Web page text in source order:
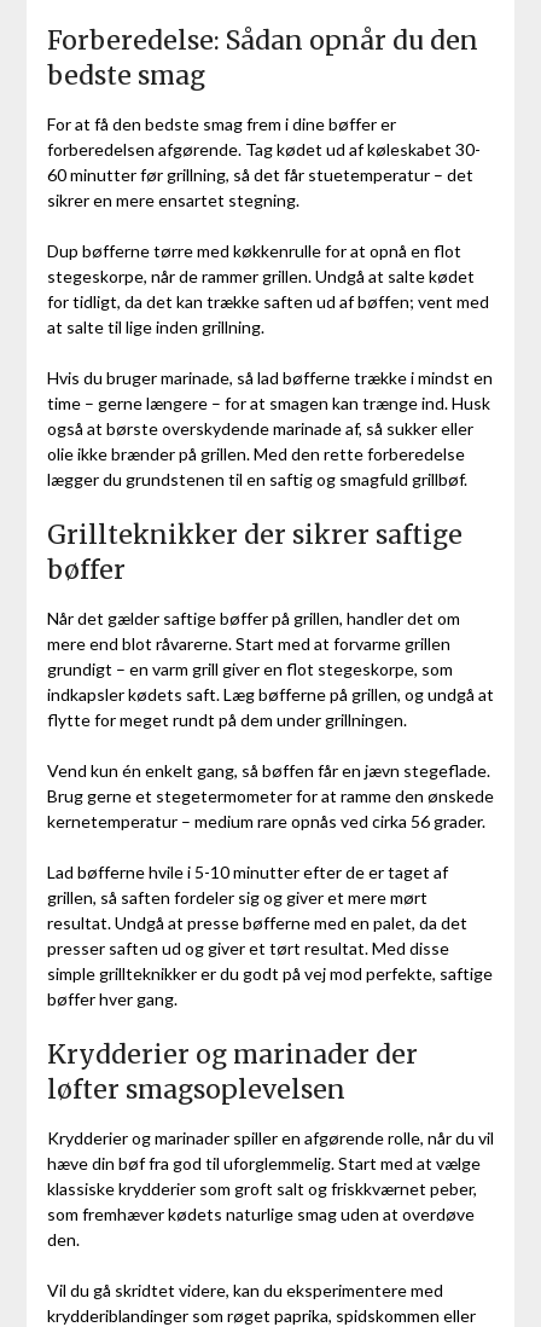
Forberedelse: Sådan opnår du den
bedste smag
For at få den bedste smag frem i dine bøffer er
forberedelsen afgørende. Tag kødet ud af køleskabet 30-
60 minutter før grillning, så det får stuetemperatur – det
sikrer en mere ensartet stegning.
Dup bøfferne tørre med køkkenrulle for at opnå en flot
stegeskorpe, når de rammer grillen. Undgå at salte kødet
for tidligt, da det kan trække saften ud af bøffen; vent med
at salte til lige inden grillning.
Hvis du bruger marinade, så lad bøfferne trække i mindst en
time – gerne længere – for at smagen kan trænge ind. Husk
også at børste overskydende marinade af, så sukker eller
olie ikke brænder på grillen. Med den rette forberedelse
lægger du grundstenen til en saftig og smagfuld grillbøf.
Grillteknikker der sikrer saftige
bøffer
Når det gælder saftige bøffer på grillen, handler det om
mere end blot råvarerne. Start med at forvarme grillen
grundigt – en varm grill giver en flot stegeskorpe, som
indkapsler kødets saft. Læg bøfferne på grillen, og undgå at
flytte for meget rundt på dem under grillningen.
Vend kun én enkelt gang, så bøffen får en jævn stegeflade.
Brug gerne et stegetermometer for at ramme den ønskede
kernetemperatur – medium rare opnås ved cirka 56 grader.
Lad bøfferne hvile i 5-10 minutter efter de er taget af
grillen, så saften fordeler sig og giver et mere mørt
resultat. Undgå at presse bøfferne med en palet, da det
presser saften ud og giver et tørt resultat. Med disse
simple grillteknikker er du godt på vej mod perfekte, saftige
bøffer hver gang.
Krydderier og marinader der
løfter smagsoplevelsen
Krydderier og marinader spiller en afgørende rolle, når du vil
hæve din bøf fra god til uforglemmelig. Start med at vælge
klassiske krydderier som groft salt og friskkværnet peber,
som fremhæver kødets naturlige smag uden at overdøve
den.
Vil du gå skridtet videre, kan du eksperimentere med
krydderiblandinger som røget paprika, spidskommen eller